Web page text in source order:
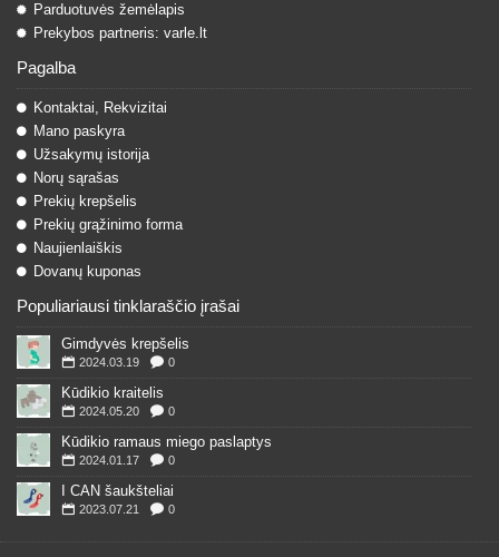
Parduotuvės žemėlapis
Prekybos partneris: varle.lt
Pagalba
Kontaktai, Rekvizitai
Mano paskyra
Užsakymų istorija
Norų sąrašas
Prekių krepšelis
Prekių grąžinimo forma
Naujienlaiškis
Dovanų kuponas
Populiariausi tinklaraščio įrašai
Gimdyvės krepšelis
2024.03.19 0
Kūdikio kraitelis
2024.05.20 0
Kūdikio ramaus miego paslaptys
2024.01.17 0
I CAN šaukšteliai
2023.07.21 0